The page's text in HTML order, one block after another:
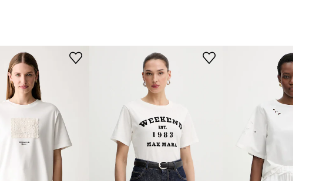
Rozmiary prezentowane w sklepie
zostały przeliczone na standardową,
europejską tabelę rozmiarową. Na
metce dostarczonego produktu
znajduje się oryginalne oznaczenie
Tabela rozmiarów